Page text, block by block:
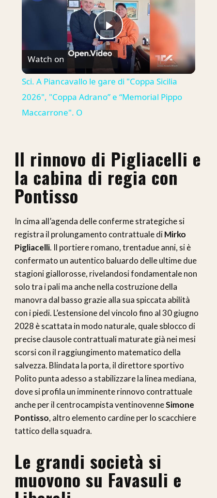
Play
Video
Watch on
Sci. A Piancavallo le gare di "Coppa Sicilia
2026", "Coppa Adrano” e “Memorial Pippo
Maccarrone". O
Il rinnovo di Pigliacelli e
la cabina di regia con
Pontisso
In cima all’agenda delle conferme strategiche si
registra il prolungamento contrattuale diMirko
Pigliacelli. Il portiere romano, trentadue anni, si è
confermato un autentico baluardo delle ultime due
stagioni giallorosse, rivelandosi fondamentale non
solo tra i pali ma anche nella costruzione della
manovra dal basso grazie alla sua spiccata abilità
con i piedi. L’estensione del vincolo fino al 30 giugno
2028 è scattata in modo naturale, quale sblocco di
precise clausole contrattuali maturate già nei mesi
scorsi con il raggiungimento matematico della
salvezza. Blindata la porta, il direttore sportivo
Polito punta adesso a stabilizzare la linea mediana,
dove si profila un imminente rinnovo contrattuale
anche per il centrocampista ventinovenneSimone
Pontisso, altro elemento cardine per lo scacchiere
tattico della squadra.
Le grandi società si
muovono su Favasuli e